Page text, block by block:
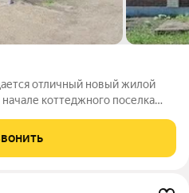
отличный новый жилой
коттеджного поселка
Дом кирпичный,